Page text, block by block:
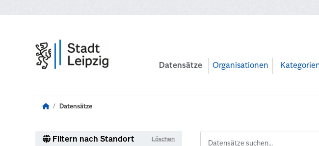
Datensätze Organisationen
Datensätze
Filtern nach Standort Löschen